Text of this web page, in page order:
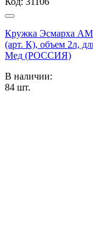
Кружка Эсмарха
(арт. К), объем 2л,
Мед (РОССИЯ)
В наличии:
84 шт.